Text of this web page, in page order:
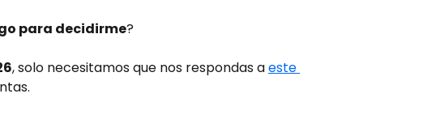
para decidirme?
, solo necesitamos que nos respondas a este